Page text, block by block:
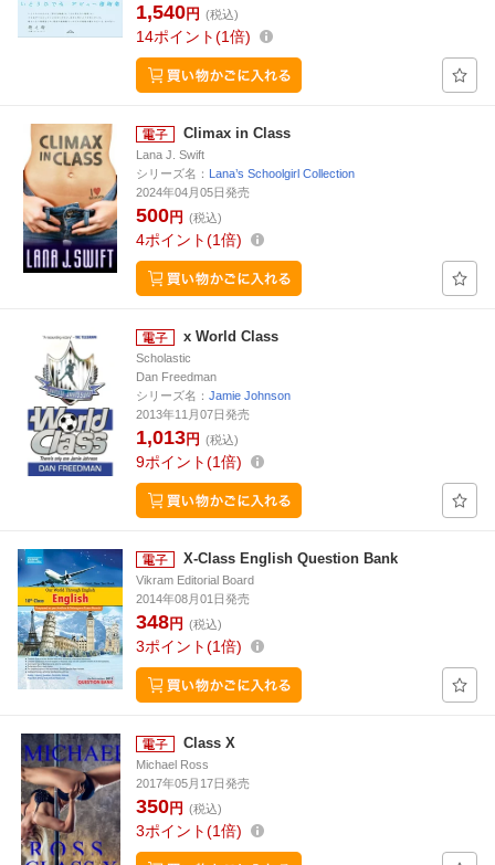
1,540円 (税込)
14ポイント 1倍
Climax in Class
Lana J. Swift
シリーズ名： Lana’s Schoolgirl Collection
2024年04月05日発売
500円 (税込)
4ポイント 1倍
x World Class
Scholastic
Dan Freedman
シリーズ名： Jamie Johnson
2013年11月07日発売
1,013円 (税込)
9ポイント 1倍
X-Class English Question Bank
Vikram Editorial Board
2014年08月01日発売
348円 (税込)
3ポイント 1倍
Class X
Michael Ross
2017年05月17日発売
350円 (税込)
3ポイント 1倍